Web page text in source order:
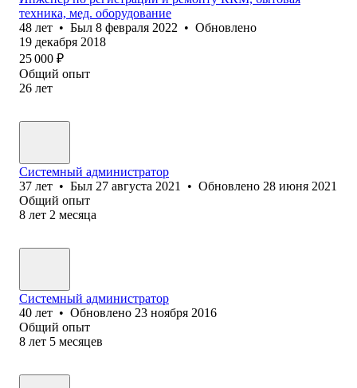
техника, мед. оборудование
48 лет • Был 8 февраля 2022 • Обновлено
19 декабря 2018
25 000 ₽
Общий опыт
26 лет
Системный администратор
37 лет • Был 27 августа 2021 • Обновлено 28 июня 2021
Общий опыт
8 лет 2 месяца
Системный администратор
40 лет • Обновлено 23 ноября 2016
Общий опыт
8 лет 5 месяцев